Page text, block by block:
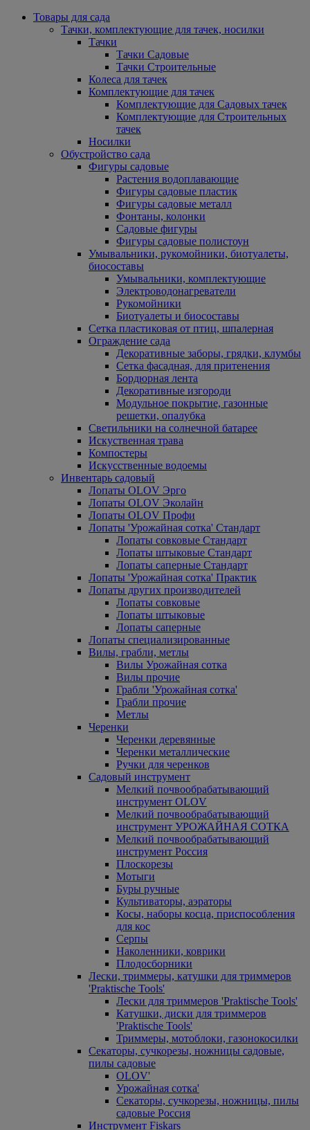
Товары для сада
Тачки, комплектующие для тачек, носилки
Тачки
Тачки Садовые
Тачки Строительные
Колеса для тачек
Комплектующие для тачек
Комплектующие для Садовых тачек
Комплектующие для Строительных
тачек
Носилки
Обустройство сада
Фигуры садовые
Растения водоплавающие
Фигуры садовые пластик
Фигуры садовые металл
Фонтаны, колонки
Садовые фигуры
Фигуры садовые полистоун
Умывальники, рукомойники, биотуалеты,
биосоставы
Умывальники, комплектующие
Электроводонагреватели
Рукомойники
Биотуалеты и биосоставы
Сетка пластиковая от птиц, шпалерная
Ограждение сада
Декоративные заборы, грядки, клумбы
Сетка фасадная, для притенения
Бордюрная лента
Декоративные изгороди
Модульное покрытие, газонные
решетки, опалубка
Светильники на солнечной батарее
Искуственная трава
Компостеры
Искусственные водоемы
Инвентарь садовый
Лопаты OLOV Эрго
Лопаты OLOV Эколайн
Лопаты OLOV Профи
Лопаты 'Урожайная сотка' Стандарт
Лопаты совковые Стандарт
Лопаты штыковые Стандарт
Лопаты саперные Стандарт
Лопаты 'Урожайная сотка' Практик
Лопаты других производителей
Лопаты совковые
Лопаты штыковые
Лопаты саперные
Лопаты специализированные
Вилы, грабли, метлы
Вилы Урожайная сотка
Вилы прочие
Грабли 'Урожайная сотка'
Грабли прочие
Метлы
Черенки
Черенки деревянные
Черенки металлические
Ручки для черенков
Садовый инструмент
Мелкий почвообрабатывающий
инструмент OLOV
Мелкий почвообрабатывающий
инструмент УРОЖАЙНАЯ СОТКА
Мелкий почвообрабатывающий
инструмент Россия
Плоскорезы
Мотыги
Буры ручные
Культиваторы, аэраторы
Косы, наборы косца, приспособления
для кос
Серпы
Наколенники, коврики
Плодосборники
Лески, триммеры, катушки для триммеров
'Praktische Tools'
Лески для триммеров 'Praktische Tools'
Катушки, диски для триммеров
'Praktische Tools'
Триммеры, мотоблоки, газонокосилки
Секаторы, сучкорезы, ножницы садовые,
пилы садовые
OLOV'
Урожайная сотка'
Секаторы, сучкорезы, ножницы, пилы
садовые Россия
Инструмент Fiskars